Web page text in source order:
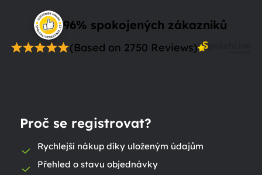
96% spokojených zákazníků
(Based on 2750 Reviews)
Proč se registrovat?
Rychlejší nákup díky uloženým údajům
Přehled o stavu objednávky